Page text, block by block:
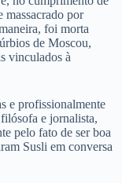
massacrado por
foi morta
de Moscou,
vinculados à
e profissionalmente
e jornalista,
pelo fato de ser boa
Susli em conversa